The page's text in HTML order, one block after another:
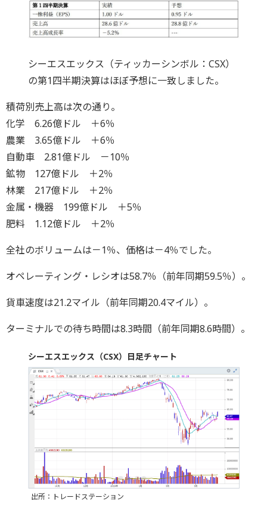
シーエスエックス（ティッカーシンボル：CSX）
の第1四半期決算はほぼ予想に一致しました。
積荷別売上高は次の通り。
化学 6.26億ドル ＋6％
農業 3.65億ドル ＋6％
自動車 2.81億ドル －10％
鉱物 127億ドル ＋2％
林業 217億ドル ＋2％
金属・機器 199億ドル ＋5％
肥料 1.12億ドル ＋2％
全社のボリュームは－1％、価格は－4％でした。
オペレーティング・レシオは58.7％（前年同期59.5％）。
貨車速度は21.2マイル（前年同期20.4マイル）。
ターミナルでの待ち時間は8.3時間（前年同期8.6時間）。
シーエスエックス（CSX）日足チャート
出所：トレードステーション